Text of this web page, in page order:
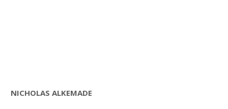
NICHOLAS ALKEMADE